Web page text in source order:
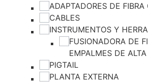
ADAPTADORES DE FIBRA
CABLES
INSTRUMENTOS Y
FUSIONADORA DE
EMPALMES DE
PIGTAIL
PLANTA EXTERNA